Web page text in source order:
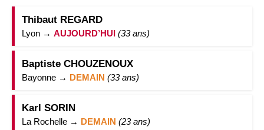
Thibaut REGARD
Lyon → AUJOURD’HUI (33 ans)
Baptiste CHOUZENOUX
Bayonne → DEMAIN (33 ans)
Karl SORIN
La Rochelle → DEMAIN (23 ans)